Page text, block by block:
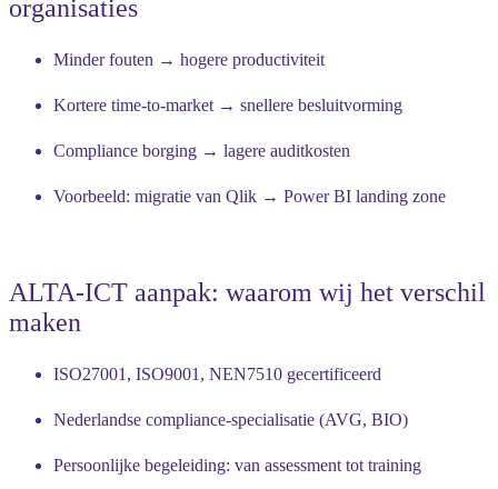
organisaties
Minder fouten → hogere productiviteit
Kortere time-to-market → snellere besluitvorming
Compliance borging → lagere auditkosten
Voorbeeld: migratie van Qlik → Power BI landing zone
ALTA-ICT aanpak: waarom wij het verschil
maken
ISO27001, ISO9001, NEN7510 gecertificeerd
Nederlandse compliance-specialisatie (AVG, BIO)
Persoonlijke begeleiding: van assessment tot training